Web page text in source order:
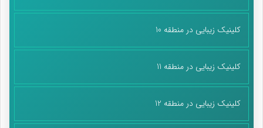
کلینیک زیبایی در منطقه 10
کلینیک زیبایی در منطقه 11
کلینیک زیبایی در منطقه 12